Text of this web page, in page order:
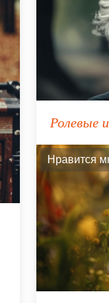
Ролевые
Нравится